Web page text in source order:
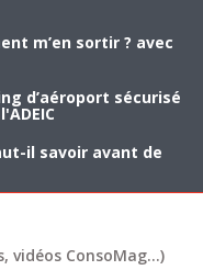
m’en sortir ? avec
d’aéroport sécurisé
il savoir avant de
vidéos ConsoMag...)